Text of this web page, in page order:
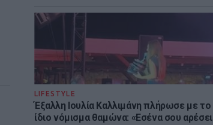
LIFESTYLE
Έξαλλη Ιουλία Καλλιμάνη πλήρωσε με το
ίδιο νόμισμα θαμώνα: «Εσένα σου αρέσει